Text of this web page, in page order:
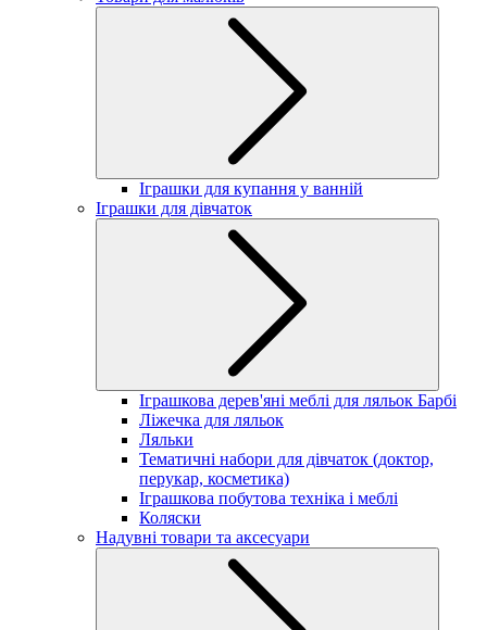
Іграшки для купання у ванній
Іграшки для дівчаток
Іграшкова дерев'яні меблі для ляльок Барбі
Ліжечка для ляльок
Ляльки
Тематичні набори для дівчаток (доктор,
перукар, косметика)
Іграшкова побутова техніка і меблі
Коляски
Надувні товари та аксесуари